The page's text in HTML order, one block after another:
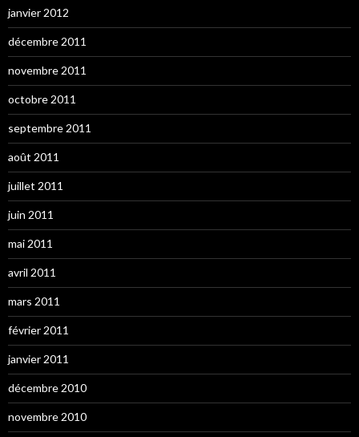
janvier 2012
décembre 2011
novembre 2011
octobre 2011
septembre 2011
août 2011
juillet 2011
juin 2011
mai 2011
avril 2011
mars 2011
février 2011
janvier 2011
décembre 2010
novembre 2010